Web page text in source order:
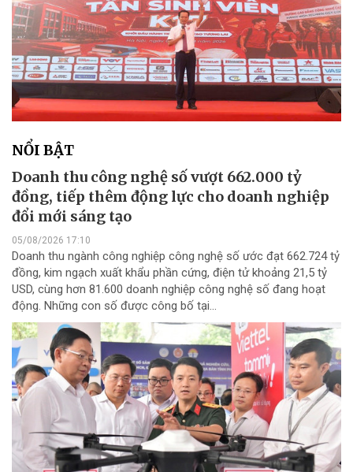
NỔI BẬT
Doanh thu công nghệ số vượt 662.000 tỷ
đồng, tiếp thêm động lực cho doanh nghiệp
đổi mới sáng tạo
05/08/2026 17:10
Doanh thu ngành công nghiệp công nghệ số ước đạt 662.724 tỷ
đồng, kim ngạch xuất khẩu phần cứng, điện tử khoảng 21,5 tỷ
USD, cùng hơn 81.600 doanh nghiệp công nghệ số đang hoạt
động. Những con số được công bố tại...